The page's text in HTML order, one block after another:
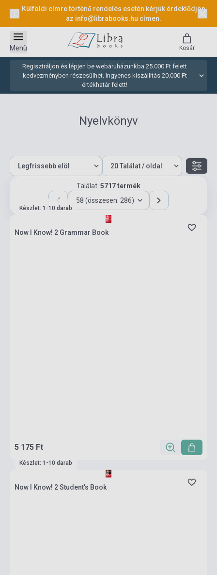
Külföldi címre történő rendelés esetén kérjük érdeklődjön
az info@librabooks.hu címen.
Regisztráljon és lépjen be webáruházunkba 25.000 Ft felett
kedvezményben részesülhet. Ingyenes kiszállítás 20.000 Ft
értékhatár felett!
Menü Kosár
Nyelvkönyv
Találat: 5717 termék
58 (összesen: 286)
Készlet: 1-10 darab
Now I Know! 2 Grammar Book
5 175 Ft
Készlet: 1-10 darab
Now I Know! 2 Student's Book